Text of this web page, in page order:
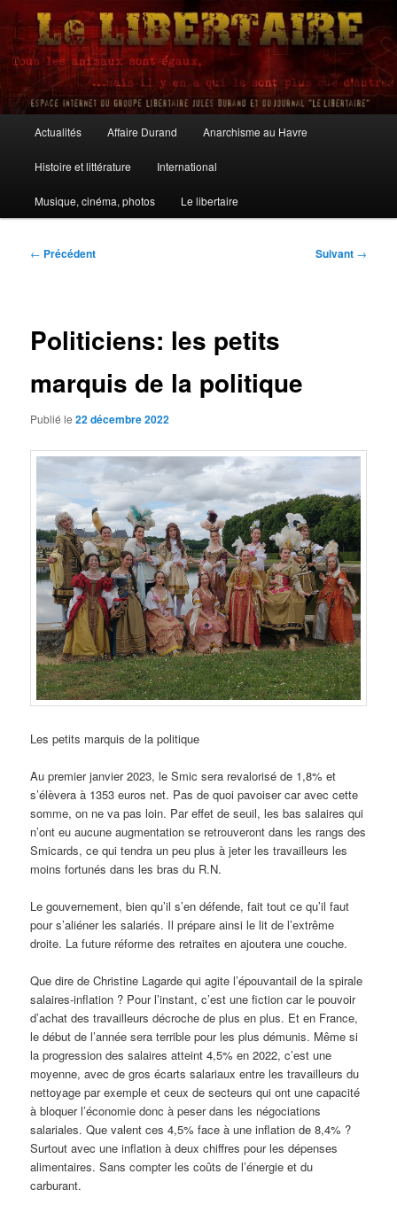
Aller
contenu
principalLe Libertaire
principal
Actualités Affaire Durand Anarchisme au Havre
Histoire et littérature International
Musique, cinéma, photos Le libertaire
Navigation
← Précédent Suivant →
Politiciens: les petits
marquis de la politique
Publié le22 décembre 2022
Les petits marquis de la politique
Au premier janvier 2023, le Smic sera revalorisé de 1,8% et
s’élèvera à 1353 euros net. Pas de quoi pavoiser car avec cette
somme, on ne va pas loin. Par effet de seuil, les bas salaires qui
n’ont eu aucune augmentation se retrouveront dans les rangs des
Smicards, ce qui tendra un peu plus à jeter les travailleurs les
moins fortunés dans les bras du R.N.
Le gouvernement, bien qu’il s’en défende, fait tout ce qu’il faut
pour s’aliéner les salariés. Il prépare ainsi le lit de l’extrême
droite. La future réforme des retraites en ajoutera une couche.
Que dire de Christine Lagarde qui agite l’épouvantail de la spirale
salaires-inflation ? Pour l’instant, c’est une fiction car le pouvoir
d’achat des travailleurs décroche de plus en plus. Et en France,
le début de l’année sera terrible pour les plus démunis. Même si
la progression des salaires atteint 4,5% en 2022, c’est une
moyenne, avec de gros écarts salariaux entre les travailleurs du
nettoyage par exemple et ceux de secteurs qui ont une capacité
à bloquer l’économie donc à peser dans les négociations
salariales. Que valent ces 4,5% face à une inflation de 8,4% ?
Surtout avec une inflation à deux chiffres pour les dépenses
alimentaires. Sans compter les coûts de l’énergie et du
carburant.